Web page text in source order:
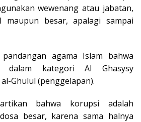
wewenang atau jabatan,
besar, apalagi sampai
agama Islam bahwa
dalam kategori Al Ghasysy
Ghulul (penggelapan).
bahwa korupsi adalah
besar, karena sama halnya